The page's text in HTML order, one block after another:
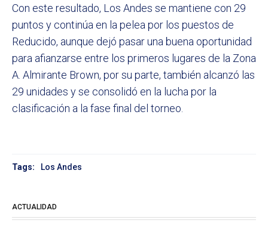
Con este resultado, Los Andes se mantiene con 29
puntos y continúa en la pelea por los puestos de
Reducido, aunque dejó pasar una buena oportunidad
para afianzarse entre los primeros lugares de la Zona
A. Almirante Brown, por su parte, también alcanzó las
29 unidades y se consolidó en la lucha por la
clasificación a la fase final del torneo.
Tags: Los Andes
ACTUALIDAD